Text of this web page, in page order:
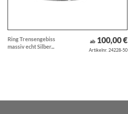
Ring Trensengebiss
massiv echt Silber...
ab100,00 €
Artikelnr. 24228-50